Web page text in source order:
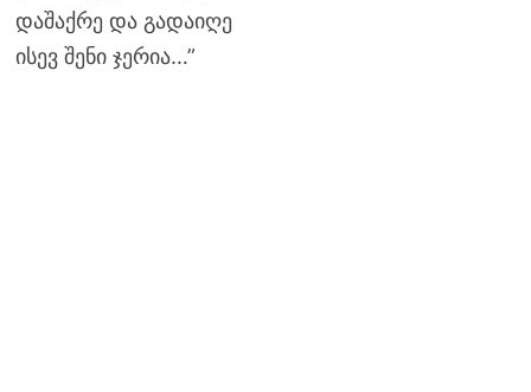
დაშაქრე და გადაიღე
ისევ შენი ჯერია…”